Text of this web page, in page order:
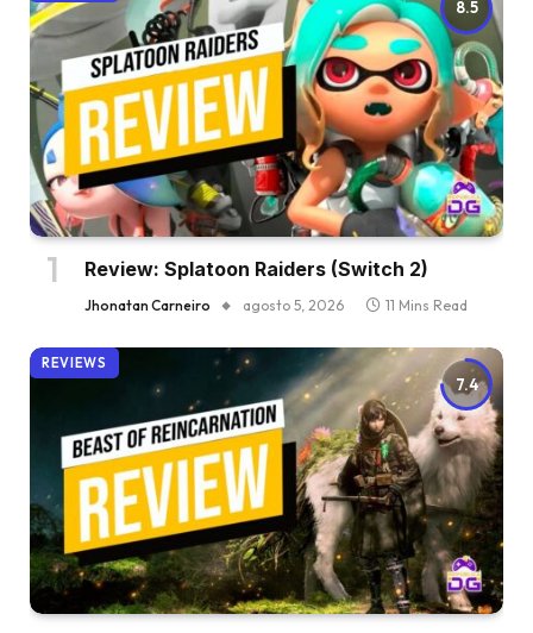
8.5
Review: Splatoon Raiders (Switch 2)
Jhonatan Carneiro agosto 5, 2026 11 Mins Read
7.4
REVIEWS